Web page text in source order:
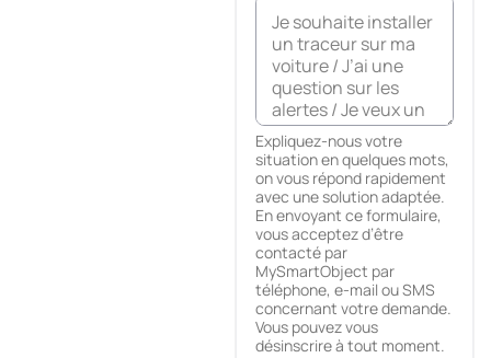
Expliquez-nous votre
situation en quelques mots,
on vous répond rapidement
avec une solution adaptée.
En envoyant ce formulaire,
vous acceptez d’être
contacté par
MySmartObject par
téléphone, e-mail ou SMS
concernant votre demande.
Vous pouvez vous
désinscrire à tout moment.